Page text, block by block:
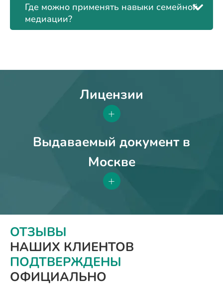
Где можно применять навыки семейной
медиации?
Лицензии
+
Выдаваемый документ в
Москве
+
ОТЗЫВЫ
НАШИХ КЛИЕНТОВ
ПОДТВЕРЖДЕНЫ
ОФИЦИАЛЬНО